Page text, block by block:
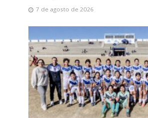
7 de agosto de 2026